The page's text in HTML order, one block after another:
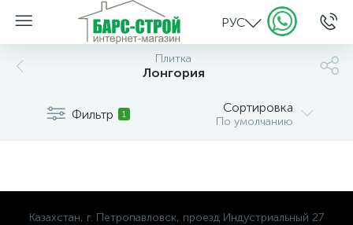
РУС
Плитка
Лонгория
Фильтр 1 Сортировка
По умолчанию
Казахстан, г. Петропавловск, проезд Индустриальный 27